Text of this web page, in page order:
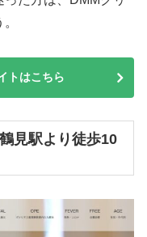
トはこちら
見駅より徒歩10